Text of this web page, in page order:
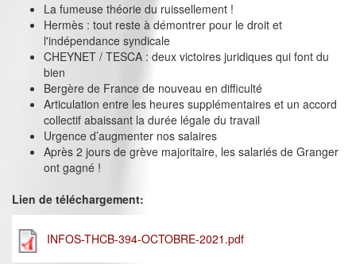
La fumeuse théorie du ruissellement !
Hermès : tout reste à démontrer pour le droit et
l'indépendance syndicale
CHEYNET / TESCA : deux victoires juridiques qui font du
bien
Bergère de France de nouveau en difficulté
Articulation entre les heures supplémentaires et un accord
collectif abaissant la durée légale du travail
Urgence d’augmenter nos salaires
Après 2 jours de grève majoritaire, les salariés de Granger
ont gagné !
Lien de téléchargement:
INFOS-THCB-394-OCTOBRE-2021.pdf